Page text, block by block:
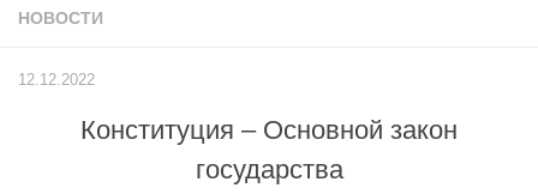
Учёный совет
Контакты РГУ СоцТех
Сведения об образовательной организации
НОВОСТИ
12.12.2022
Конституция – Основной закон
государства